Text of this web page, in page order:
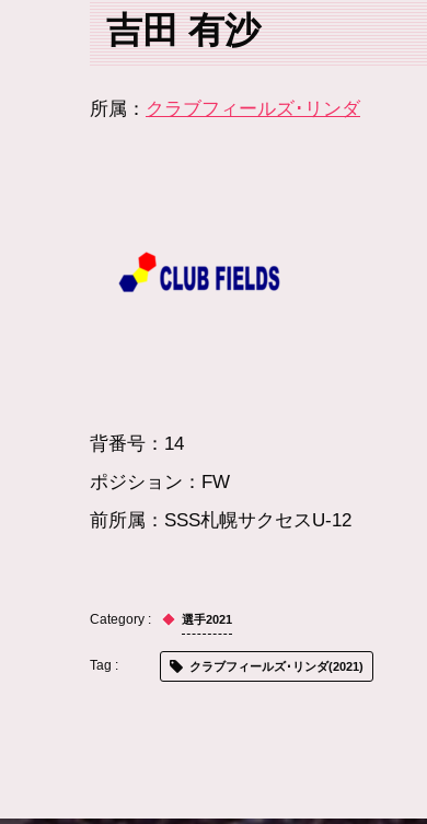
吉田 有沙
所属： クラブフィールズ･リンダ
背番号：14
ポジション：FW
前所属： SSS札幌サクセスU-12
選手2021
クラブフィールズ･リンダ(2021)